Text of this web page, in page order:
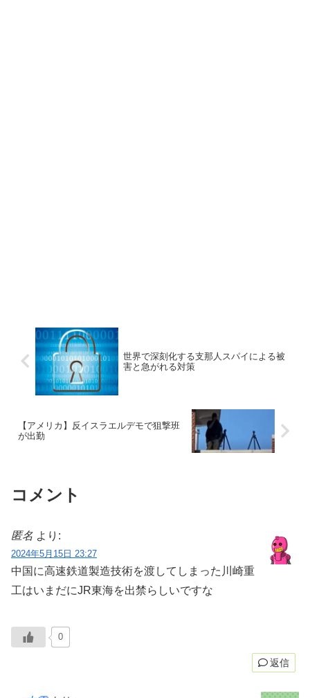
世界で深刻化する支那人スパイによる被
害と急がれる対策
【アメリカ】反イスラエルデモで狙撃班
が出勤
コメント
匿名 より:
2024年5月15日 23:27
中国に高速鉄道製造技術を渡してしまった川崎重
工はいまだにJR東海を出禁らしいですな
0
返信